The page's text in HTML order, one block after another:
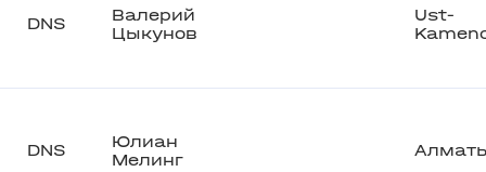
DNS
Валерий
Цыкунов
Ust-
DNS
Юлиан
Мелинг